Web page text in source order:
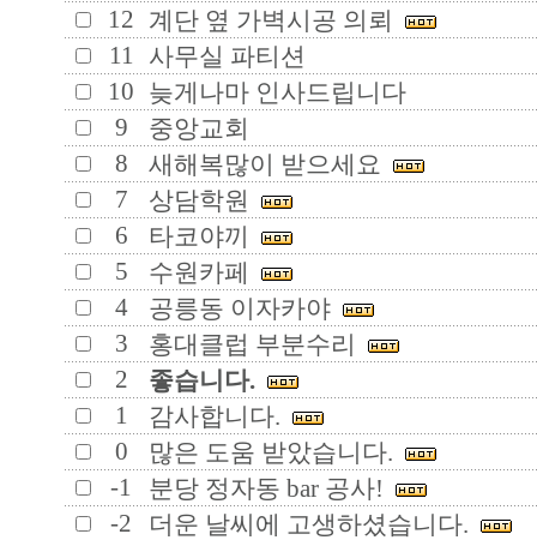
12 계단 옆 가벽시공 의뢰
11
사무실 파티션
10 늦게나마 인사드립니다
9
중앙교회
8
새해복많이 받으세요
7
상담학원
6
타코야끼
5
수원카페
4
공릉동 이자카야
3
홍대클럽 부분수리
2
좋습니다.
1
감사합니다.
0
많은 도움 받았습니다.
-1
분당 정자동 bar 공사!
-2
더운 날씨에 고생하셨습니다.